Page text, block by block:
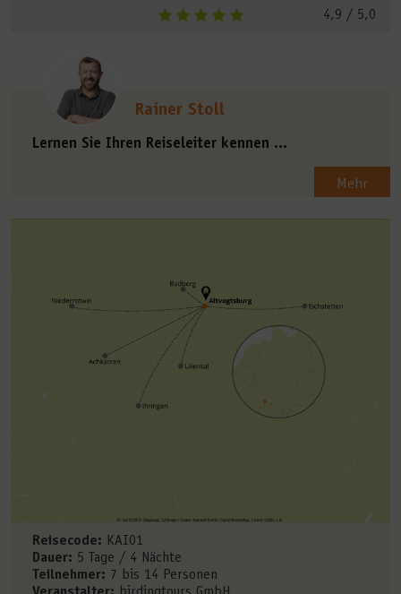
4,9 / 5,0
Rainer Stoll
Lernen Sie Ihren Reiseleiter kennen ...
Mehr
Reisecode: KAI01
Dauer: 5 Tage / 4 Nächte
Teilnehmer: 7 bis 14 Personen